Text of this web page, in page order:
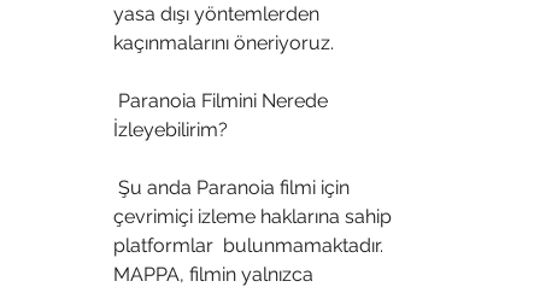
yasa dışı yöntemlerden
kaçınmalarını öneriyoruz.
İzleyebilirim?
çevrimiçi izleme haklarına sahip
platformlar  bulunmamaktadır.
MAPPA, filmin yalnızca